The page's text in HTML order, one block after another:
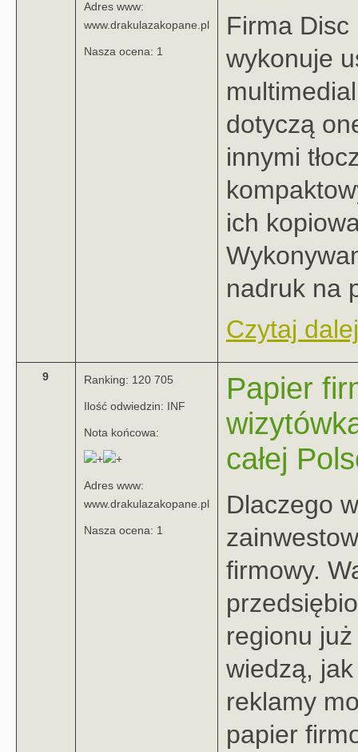
Adres www:
www.drakulazakopane.pl
Nasza ocena: 1
Firma Disc
wykonuje
dotyczą
innymi
ich
nadruk na
Czytaj
9 Ranking: 120 705
Ilość odwiedzin: INF
Nota końcowa:
Adres www:
www.drakulazakopane.pl
Nasza ocena: 1
Papier
całej
Dlaczego
firmowy.
regionu
wiedzą,
reklamy
papier